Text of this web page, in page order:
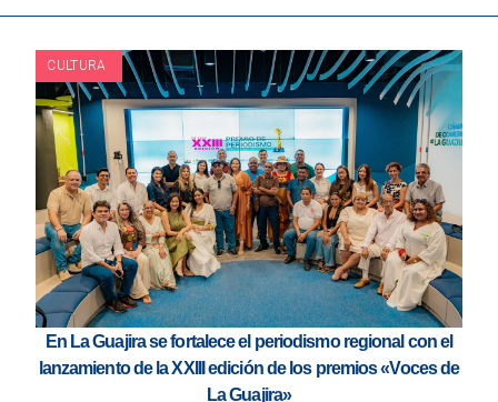
CULTURA
En La Guajira se fortalece el periodismo regional con el
lanzamiento de la XXIII edición de los premios «Voces de
La Guajira»